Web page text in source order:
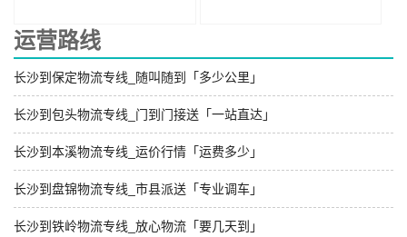
运营路线
长沙到保定物流专线_随叫随到「多少公里」
长沙到包头物流专线_门到门接送「一站直达」
长沙到本溪物流专线_运价行情「运费多少」
长沙到盘锦物流专线_市县派送「专业调车」
长沙到铁岭物流专线_放心物流「要几天到」